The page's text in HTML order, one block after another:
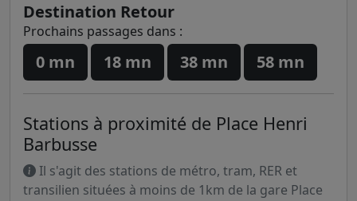
Destination Retour
Prochains passages dans :
0 mn 18 mn 38 mn 58 mn
Stations à proximité de Place Henri
Barbusse
Il s'agit des stations de métro, tram, RER et
transilien situées à moins de 1km de la gare Place